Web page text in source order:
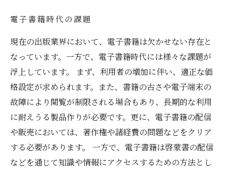
電子書籍時代の課題
現在の出版業界において、電子書籍は欠かせない存在と
なっています。一方で、電子書籍時代には様々な課題が
浮上しています。 まず、利用者の増加に伴い、適正な価
格設定が求められます。また、書籍の古さや電子端末の
故障により閲覧が制限される場合もあり、長期的な利用
に耐えうる製品作りが必要です。更に、電子書籍の配信
や販売においては、著作権や諸経費の問題などをクリア
する必要があります。 一方で、電子書籍は啓蒙書の配信
などを通じて知識や情報にアクセスするための方法とし